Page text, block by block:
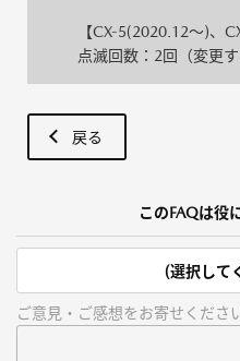
【CX-5(2020.12～)、
点滅回数：2回（変更
戻る
このFAQは役
(選択して
ご意見・ご感想をお寄せくださ